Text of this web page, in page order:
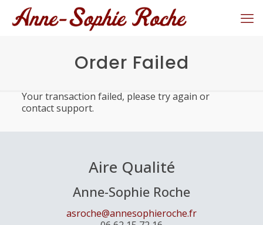
Order Failed
Your transaction failed, please try again or
contact support.
Aire Qualité
Anne-Sophie Roche
asroche@annesophieroche.fr